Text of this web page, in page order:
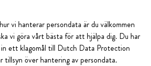
vi hanterar persondata är du välkommen
vi göra vårt bästa för att hjälpa dig. Du har
ett klagomål till Dutch Data Protection
tillsyn över hantering av persondata.